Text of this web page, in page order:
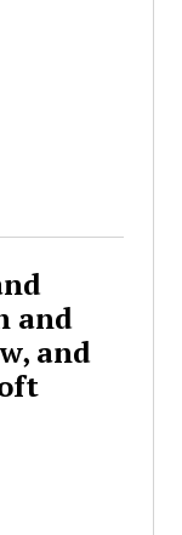
and
and